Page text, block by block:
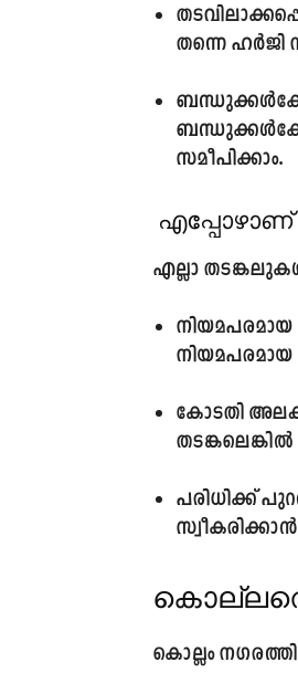
തന്നെ ഹർജി
സമീപിക്കാം.
എപ്പോഴാണ്
എല്ലാ
നിയമപരമായ
കോടതി
പരിധിക്ക്
കൊല്ലം